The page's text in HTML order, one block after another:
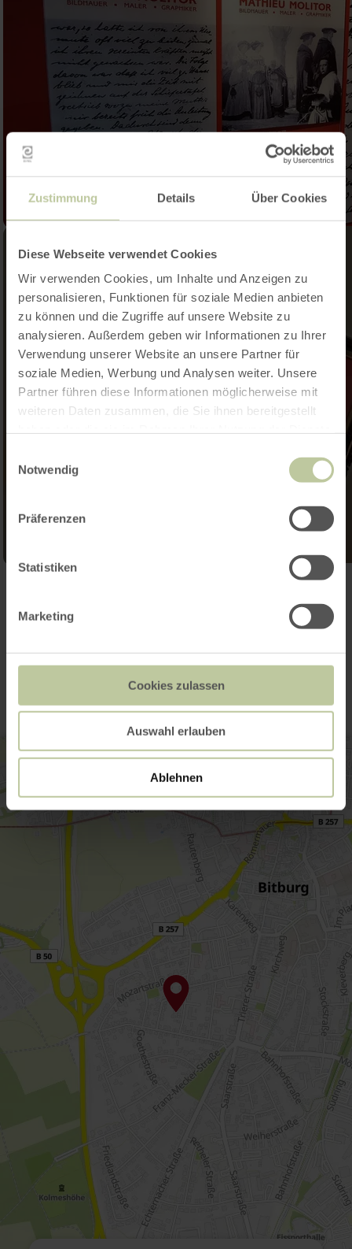
Zustimmung Details Über Cookies
Diese Webseite verwendet Cookies
Wir verwenden Cookies, um Inhalte und Anzeigen zu
personalisieren, Funktionen für soziale Medien anbieten
zu können und die Zugriffe auf unsere Website zu
analysieren. Außerdem geben wir Informationen zu Ihrer
Verwendung unserer Website an unsere Partner für
soziale Medien, Werbung und Analysen weiter. Unsere
Partner führen diese Informationen möglicherweise mit
weiteren Daten zusammen, die Sie ihnen bereitgestellt
Notwendig
Präferenzen
Statistiken
Marketing
Cookies zulassen
Auswahl erlauben
Ablehnen
Contact